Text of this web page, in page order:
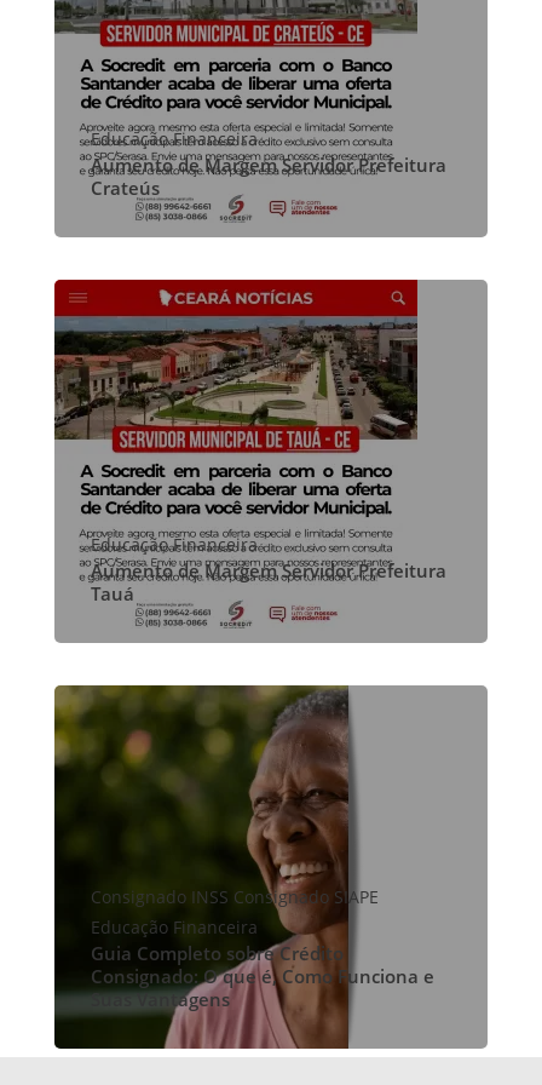
Educação Financeira
Aumento de Margem Servidor Prefeitura
Crateús
Educação Financeira
Aumento de Margem Servidor Prefeitura
Tauá
Consignado INSS Consignado SIAPE
Educação Financeira
Guia Completo sobre Crédito
Consignado: O que é, Como Funciona e
Suas Vantagens